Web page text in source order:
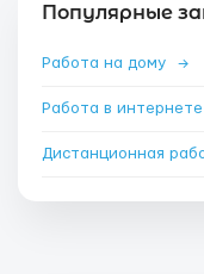
Популярные
Работа на дому →
Работа в интернете
Дистанционная